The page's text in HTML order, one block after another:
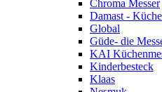
Chroma Messer
Damast -
Global
Güde- die
KAI
Kinderbesteck
Klaas